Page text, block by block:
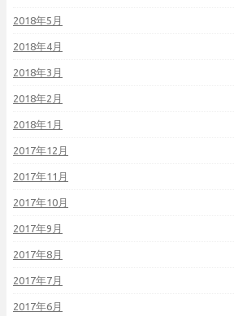
2018年5月
2018年4月
2018年3月
2018年2月
2018年1月
2017年12月
2017年11月
2017年10月
2017年9月
2017年8月
2017年7月
2017年6月